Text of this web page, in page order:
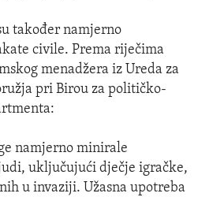
također namjerno
civile. Prema riječima
menadžera iz Ureda za
pri Birou za političko-
namjerno minirale
uključujući dječje igračke,
u invaziji. Užasna upotreba